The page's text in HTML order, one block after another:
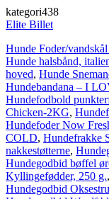
kategori438
Elite Billet
Hunde Foder/
Hunde halsbånd,
hoved, Hunde
Hundebandana – I
Hundefodbold
Chicken-2KG,
Hundefoder Now
COLD, Hundefrakke
nakkestøtterne,
Hundegodbid bøffel
Kyllingefødder, 250 g.,
Hundegodbid